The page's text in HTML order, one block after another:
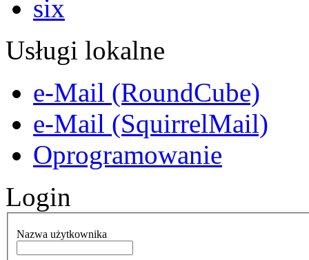
Usługi lokalne
e-Mail (RoundCube)
e-Mail (SquirrelMail)
Oprogramowanie
Login
Nazwa użytkownika